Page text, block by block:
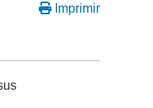
Imprimir